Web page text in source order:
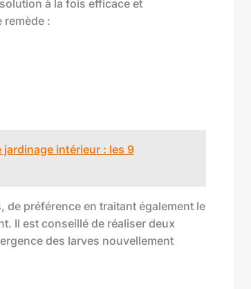
à la fois efficace et
remède :
intérieur : les 9
préférence en traitant également le
Il est conseillé de réaliser deux
des larves nouvellement